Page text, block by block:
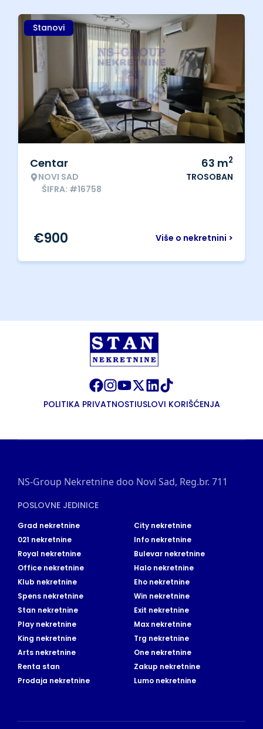
Stanovi
Centar
NOVI SAD
ŠIFRA: #16758
63 m2
TROSOBAN
Više o nekretnini >
€900
POLITIKA PRIVATNOSTIUSLOVI KORIŠĆENJA
NS-Group Nekretnine doo Novi Sad, Reg.br. 711
POSLOVNE JEDINICE
Grad nekretnine
City nekretnine
021 nekretnine
Info nekretnine
Royal nekretnine
Bulevar nekretnine
Office nekretnine
Halo nekretnine
Klub nekretnine
Eho nekretnine
Spens nekretnine
Win nekretnine
Stan nekretnine
Exit nekretnine
Play nekretnine
Max nekretnine
King nekretnine
Trg nekretnine
Arts nekretnine
One nekretnine
Renta stan
Zakup nekretnine
Prodaja nekretnine
Lumo nekretnine